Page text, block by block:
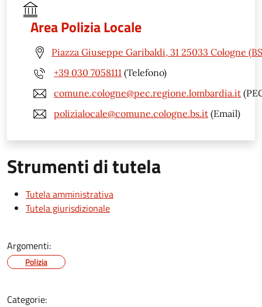
Area Polizia Locale
Piazza Giuseppe Garibaldi, 31 25033 Cologne
+39 030 7058111 (Telefono)
comune.cologne@pec.regione.lombardia.it
polizialocale@comune.cologne.bs.it (Email)
Strumenti di tutela
Tutela amministrativa
Tutela giurisdizionale
Argomenti:
Polizia
Categorie: